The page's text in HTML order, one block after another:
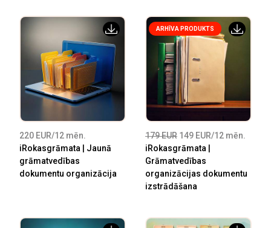
220 EUR/12 mēn.
iRokasgrāmata | Jaunā
grāmatvedības
dokumentu organizācija
ARHĪVA PRODUKTS
179 EUR 149 EUR/12 mēn.
iRokasgrāmata |
Grāmatvedības
organizācijas dokumentu
izstrādāšana